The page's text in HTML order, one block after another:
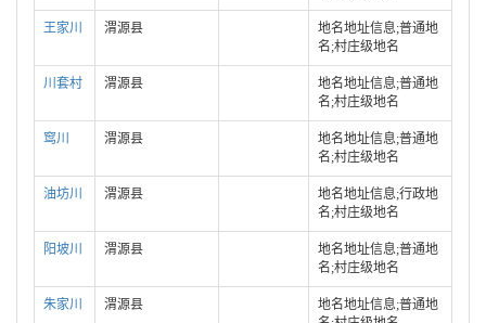
王家川 渭源县
地名地址信息;普通地
名;村庄级地名
川套村 渭源县
地名地址信息;普通地
名;村庄级地名
窎川 渭源县
地名地址信息;普通地
名;村庄级地名
油坊川 渭源县
地名地址信息;行政地
名;村庄级地名
阳坡川 渭源县
地名地址信息;普通地
名;村庄级地名
朱家川 渭源县
地名地址信息;普通地